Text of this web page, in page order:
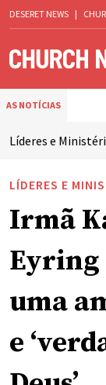
DESERET NEWS |
AS NOTÍCIAS
Líderes e
LÍDERES E
Irmã
Eyring
uma
e